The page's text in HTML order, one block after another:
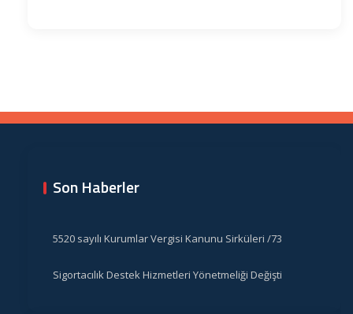
Son Haberler
5520 sayılı Kurumlar Vergisi Kanunu Sirküleri /73
Sigortacılık Destek Hizmetleri Yönetmeliği Değişti